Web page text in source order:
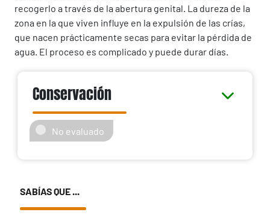
recogerlo a través de la abertura genital. La dureza de la
zona en la que viven influye en la expulsión de las crías,
que nacen prácticamente secas para evitar la pérdida de
agua. El proceso es complicado y puede durar días.
Conservación
No evaluado
SABÍAS QUE ...